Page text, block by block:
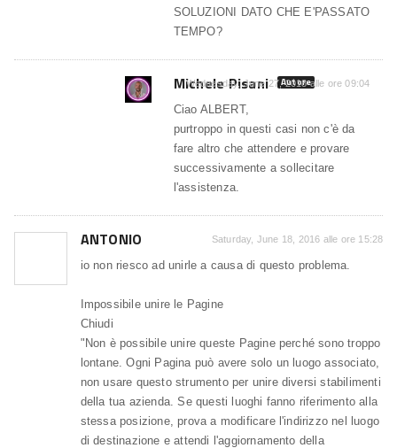
SOLUZIONI DATO CHE E'PASSATO
TEMPO?
Michele Pisani Autore
Wednesday, June 27, 2018 alle ore 09:04
Ciao ALBERT,
purtroppo in questi casi non c'è da
fare altro che attendere e provare
successivamente a sollecitare
l'assistenza.
ANTONIO Saturday, June 18, 2016 alle ore 15:28
io non riesco ad unirle a causa di questo problema.
Impossibile unire le Pagine
Chiudi
"Non è possibile unire queste Pagine perché sono troppo
lontane. Ogni Pagina può avere solo un luogo associato,
non usare questo strumento per unire diversi stabilimenti
della tua azienda. Se questi luoghi fanno riferimento alla
stessa posizione, prova a modificare l'indirizzo nel luogo
di destinazione e attendi l'aggiornamento della